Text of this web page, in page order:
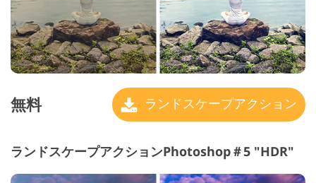
無料 ランドスケープアクション
ランドスケープアクションPhotoshop＃5 "HDR"